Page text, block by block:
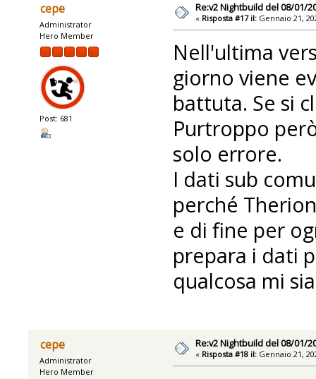
cepe
Administrator
Hero Member
Post: 681
Re:v2 Nightbuild del 08/01/
« Risposta #17 il: Gennaio 21,
Nell'ultima
giorno viene
battuta. Se si
Purtroppo
solo errore.
I dati sub
perché
e di fine per
prepara i dati
qualcosa mi
cepe
Administrator
Hero Member
Re:v2 Nightbuild del 08/01/
« Risposta #18 il: Gennaio 21,